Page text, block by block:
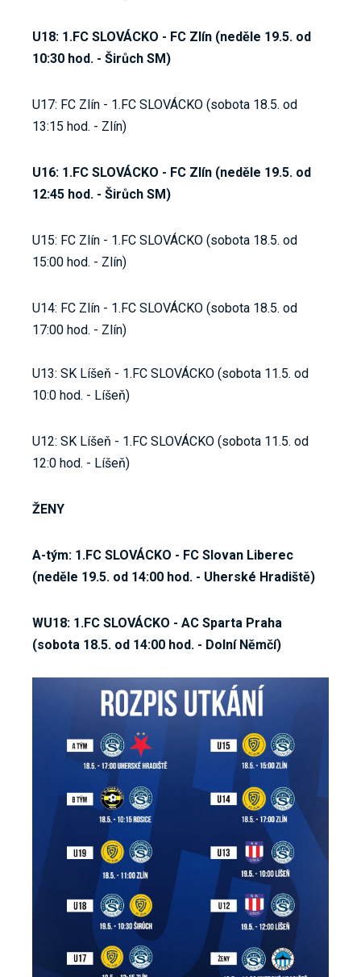
U18: 1.FC SLOVÁCKO - FC Zlín (neděle 19.5. od
10:30 hod. - Širůch SM)
U17: FC Zlín - 1.FC SLOVÁCKO (sobota 18.5. od
13:15 hod. - Zlín)
U16: 1.FC SLOVÁCKO - FC Zlín (neděle 19.5. od
12:45 hod. - Širůch SM)
U15: FC Zlín - 1.FC SLOVÁCKO (sobota 18.5. od
15:00 hod. - Zlín)
U14: FC Zlín - 1.FC SLOVÁCKO (sobota 18.5. od
17:00 hod. - Zlín)
U13: SK Líšeň - 1.FC SLOVÁCKO (sobota 11.5. od
10:0 hod. - Líšeň)
U12: SK Líšeň - 1.FC SLOVÁCKO (sobota 11.5. od
12:0 hod. - Líšeň)
ŽENY
A-tým: 1.FC SLOVÁCKO - FC Slovan Liberec
(neděle 19.5. od 14:00 hod. - Uherské Hradiště)
WU18: 1.FC SLOVÁCKO - AC Sparta Praha
(sobota 18.5. od 14:00 hod. - Dolní Němčí)